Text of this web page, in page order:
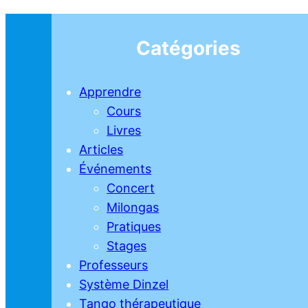
Catégories
Apprendre
Cours
Livres
Articles
Événements
Concert
Milongas
Pratiques
Stages
Professeurs
Système Dinzel
Tango thérapeutique